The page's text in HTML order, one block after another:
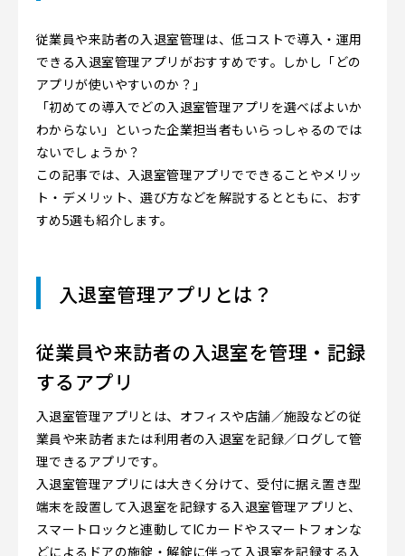
従業員や来訪者の入退室管理は、低コストで導入・運用
できる入退室管理アプリがおすすめです。しかし「どの
アプリが使いやすいのか？」
「初めての導入でどの入退室管理アプリを選べばよいか
わからない」といった企業担当者もいらっしゃるのでは
ないでしょうか？
この記事では、入退室管理アプリでできることやメリッ
ト・デメリット、選び方などを解説するとともに、おす
すめ5選も紹介します。
入退室管理アプリとは？
従業員や来訪者の入退室を管理・記録
するアプリ
入退室管理アプリとは、オフィスや店舗／施設などの従
業員や来訪者または利用者の入退室を記録／ログして管
理できるアプリです。
入退室管理アプリには大きく分けて、受付に据え置き型
端末を設置して入退室を記録する入退室管理アプリと、
スマートロックと連動してICカードやスマートフォンな
どによるドアの施錠・解錠に伴って入退室を記録する入